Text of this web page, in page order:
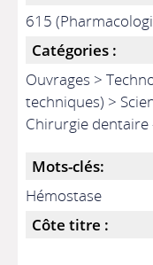
615
Catégories :
Ouvrages >
techniques) >
Chirurgie dentaire
Mots-clés:
Hémostase
Côte titre :